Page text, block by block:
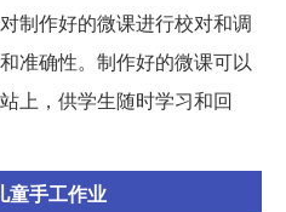
制作好的微课进行校对和调
准确性。制作好的微课可以
上，供学生随时学习和回
童手工作业